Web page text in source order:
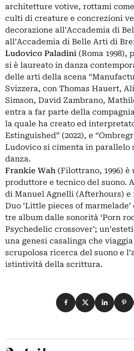
architetture votive, rottami
culti di creature e concrezioni
decorazione all’Accademia di
all’Accademia di Belle Arti di
Ludovico Paladini (Roma 1998),
si è laureato in danza
delle arti della scena
Svizzera, con Thomas Hauert,
Simson, David Zambrano,
entra a far parte della
la quale ha creato ed interpretato
Estinguished” (2022), e
Ludovico si cimenta in parallelo
danza.
Frankie Wah (Filottrano, 1996)
produttore e tecnico del suono.
di Manuel Agnelli (Afterhours) e
Duo ‘Little pieces of
tre album dalle sonorità ‘Porn
Psychedelic crossover’;
una genesi casalinga che
scrupolosa ricerca del suono e
istintività della scrittura.
Condividi su
Condividi su X
Condividi